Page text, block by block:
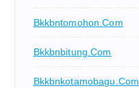
Bkkbntomohon.com
Bkkbnbitung.com
Bkkbnkotamobagu.com